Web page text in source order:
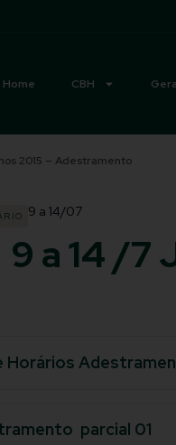
Home CBH
2015 – Adestramento
9 a 14/07
9 a 14 /7
Horários
parcial 01